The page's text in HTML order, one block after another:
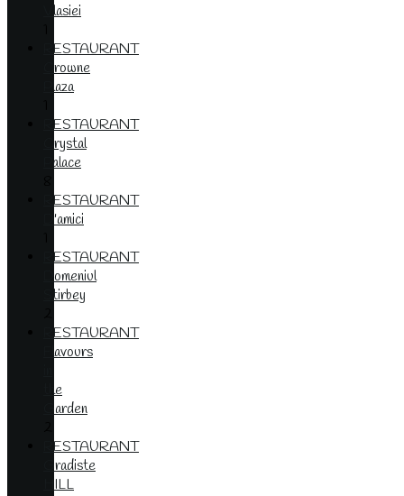
Vlasiei
RESTAURANT
Crowne
Plaza
RESTAURANT
Crystal
Palace
RESTAURANT
D'amici
RESTAURANT
Domeniul
Stirbey
RESTAURANT
Flavours
the
Garden
RESTAURANT
Gradiste
HILL